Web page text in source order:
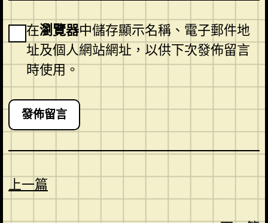
在瀏覽器中儲存顯示名稱、電子郵件地
址及個人網站網址，以供下次發佈留言
時使用。
上一篇